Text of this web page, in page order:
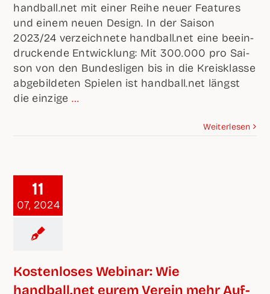
handball.net mit einer Rei­he neu­er Fea­tures
und einem neu­en Design. In der Sai­son
2023/24 ver­zeich­ne­te handball.net eine beein­
dru­cken­de Ent­wick­lung: Mit 300.000 pro Sai­
son von den Bun­des­li­gen bis in die Kreis­klas­se
abge­bil­de­ten Spie­len ist handball.net längst
die ein­zi­ge …
Wei­ter­le­sen
11
07, 2024
Kos­ten­lo­ses Web­i­nar: Wie
handball.net eurem Ver­ein mehr Auf­